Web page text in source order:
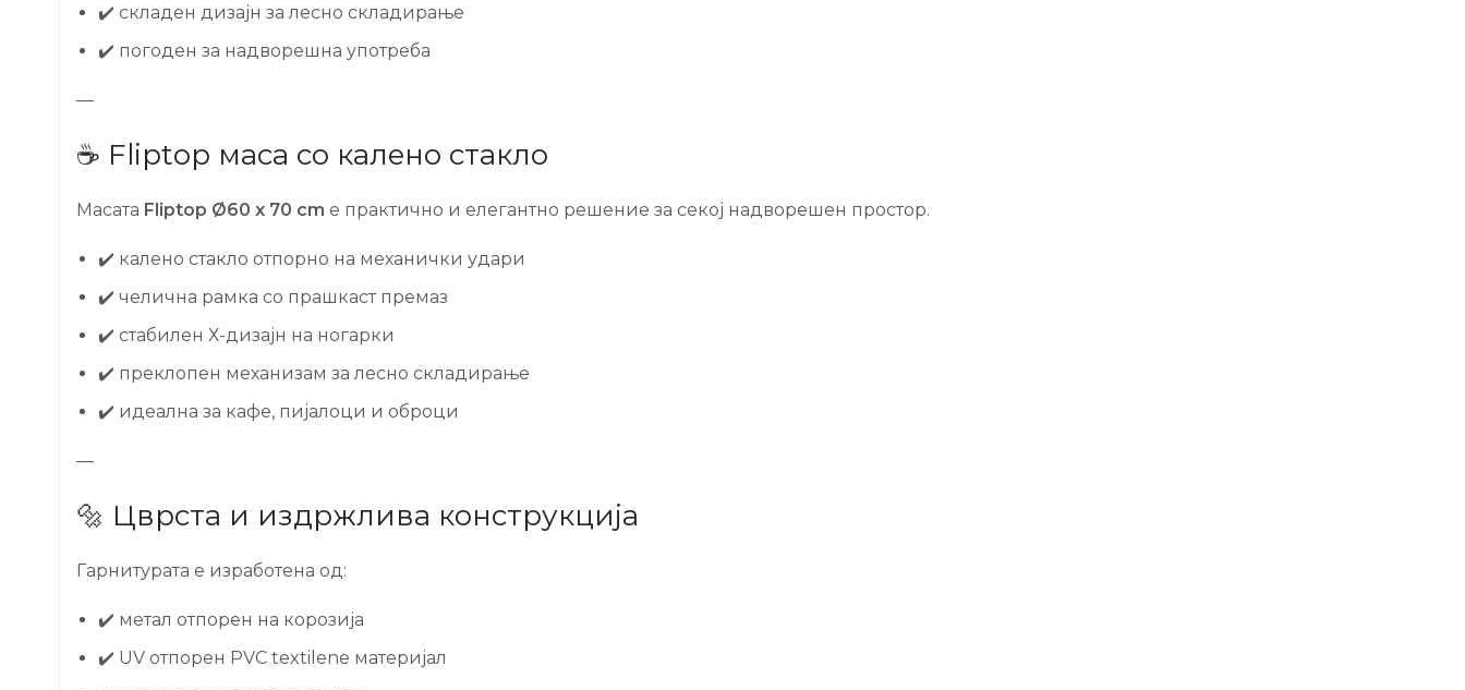
✔️ складен дизајн за лесно складирање
✔️ погоден за надворешна употреба
—
☕ Fliptop маса со калено стакло
Масата Fliptop Ø60 x 70 cm е практично и елегантно решение за секој надворешен простор.
✔️ калено стакло отпорно на механички удари
✔️ челична рамка со прашкаст премаз
✔️ стабилен Х-дизајн на ногарки
✔️ преклопен механизам за лесно складирање
✔️ идеална за кафе, пијалоци и оброци
—
🔩 Цврста и издржлива конструкција
Гарнитурата е изработена од:
✔️ метал отпорен на корозија
✔️ UV отпорен PVC textilene материјал